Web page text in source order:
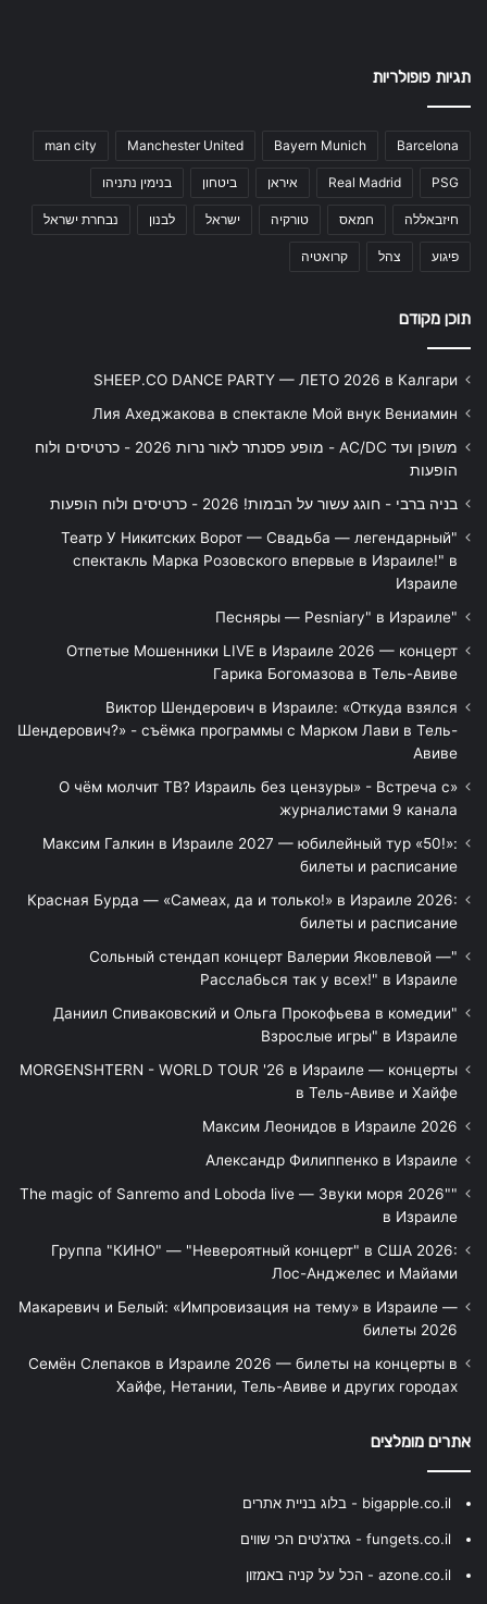
תגיות פופולריות
Barcelona
Bayern Munich
Manchester United
man city
PSG
Real Madrid איראן ביטחון בנימין נתניהו
חיזבאללה חמאס טורקיה ישראל לבנון נבחרת ישראל
פיגוע צהל קרואטיה
תוכן מקודם
SHEEP.CO DANCE PARTY — ЛЕТО 2026 в Калгари
Лия Ахеджакова в спектакле Мой внук Вениамин
משופן ועד AC/DC - מופע פסנתר לאור נרות 2026 - כרטיסים ולוח
הופעות
בניה ברבי - חוגג עשור על הבמות! 2026 - כרטיסים ולוח הופעות
"Театр У Никитских Ворот — Свадьба — легендарный
спектакль Марка Розовского впервые в Израиле!" в
Израиле
"Песняры — Pesniary" в Израиле
Отпетые Мошенники LIVE в Израиле 2026 — концерт
Гарика Богомазова в Тель-Авиве
Виктор Шендерович в Израиле: «Откуда взялся
Шендерович?» - съёмка программы с Марком Лави в Тель-
Авиве
«О чём молчит ТВ? Израиль без цензуры» - Встреча с
журналистами 9 канала
Максим Галкин в Израиле 2027 — юбилейный тур «50!»:
билеты и расписание
Красная Бурда — «Самеах, да и только!» в Израиле 2026:
билеты и расписание
"Сольный стендап концерт Валерии Яковлевой —
Расслабься так у всех!" в Израиле
"Даниил Спиваковский и Ольга Прокофьева в комедии
Взрослые игры" в Израиле
MORGENSHTERN - WORLD TOUR '26 в Израиле — концерты
в Тель-Авиве и Хайфе
Максим Леонидов в Израиле 2026
Александр Филиппенко в Израиле
"The magic of Sanremo and Loboda live — Звуки моря 2026"
в Израиле
Группа "КИНО" — "Невероятный концерт" в США 2026:
Лос-Анджелес и Майами
Макаревич и Белый: «Импровизация на тему» в Израиле —
билеты 2026
Семён Слепаков в Израиле 2026 — билеты на концерты в
Хайфе, Нетании, Тель-Авиве и других городах
אתרים מומלצים
bigapple.co.il - בלוג בניית אתרים
fungets.co.il - גאדג'טים הכי שווים
azone.co.il - הכל על קניה באמזון